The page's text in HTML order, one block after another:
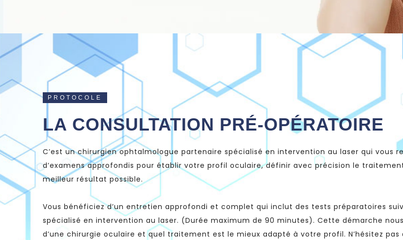
PROTOCOLE
LA CONSULTATION PRÉ-OPÉRATOIRE
C’est un chirurgien ophtalmologue partenaire spécialisé en intervention au laser qui vous
d’examens approfondis pour établir votre profil oculaire, définir avec précision le
meilleur résultat possible.
Vous bénéficiez d’un entretien approfondi et complet qui inclut des tests préparatoires
spécialisé en intervention au laser. (Durée maximum de 90 minutes). Cette démarche
d’une chirurgie oculaire et quel traitement est le mieux adapté à votre profil. N’hésitez